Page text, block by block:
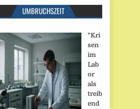
UMBRUCHSZEIT
"Kri
sen
im
Lab
or
als
treib
end